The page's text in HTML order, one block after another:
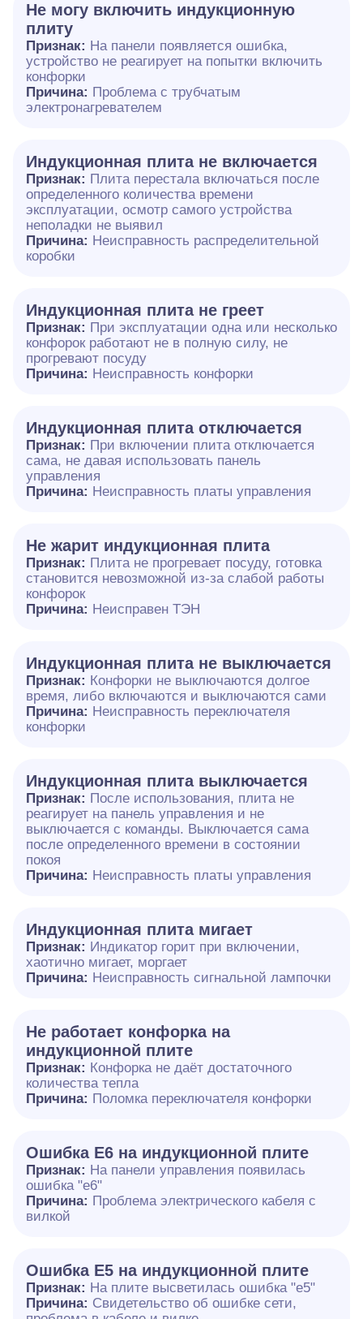
Не могу включить индукционную
плиту
Признак: На панели появляется ошибка,
устройство не реагирует на попытки включить
конфорки
Причина: Проблема с трубчатым
электронагревателем
Индукционная плита не включается
Признак: Плита перестала включаться после
определенного количества времени
эксплуатации, осмотр самого устройства
неполадки не выявил
Причина: Неисправность распределительной
коробки
Индукционная плита не греет
Признак: При эксплуатации одна или несколько
конфорок работают не в полную силу, не
прогревают посуду
Причина: Неисправность конфорки
Индукционная плита отключается
Признак: При включении плита отключается
сама, не давая использовать панель
управления
Причина: Неисправность платы управления
Не жарит индукционная плита
Признак: Плита не прогревает посуду, готовка
становится невозможной из-за слабой работы
конфорок
Причина: Неисправен ТЭН
Индукционная плита не выключается
Признак: Конфорки не выключаются долгое
время, либо включаются и выключаются сами
Причина: Неисправность переключателя
конфорки
Индукционная плита выключается
Признак: После использования, плита не
реагирует на панель управления и не
выключается с команды. Выключается сама
после определенного времени в состоянии
покоя
Причина: Неисправность платы управления
Индукционная плита мигает
Признак: Индикатор горит при включении,
хаотично мигает, моргает
Причина: Неисправность сигнальной лампочки
Не работает конфорка на
индукционной плите
Признак: Конфорка не даёт достаточного
количества тепла
Причина: Поломка переключателя конфорки
Ошибка E6 на индукционной плите
Признак: На панели управления появилась
ошибка "e6"
Причина: Проблема электрического кабеля с
вилкой
Ошибка Е5 на индукционной плите
Признак: На плите высветилась ошибка "е5"
Причина: Свидетельство об ошибке сети,